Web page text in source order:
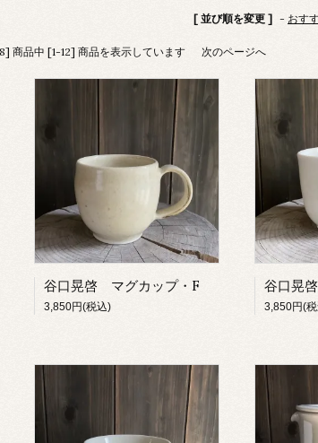
[ 並び順を変更 ] - おす
商品中 [1-12] 商品を表示しています 次のページへ
谷口晃啓 マグカップ・F
3,850円(税込)
谷口晃
3,850円(